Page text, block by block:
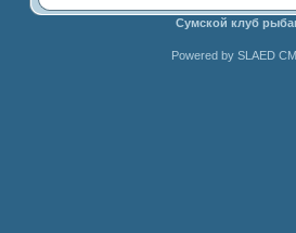
Сумской клуб
Powered by SLAED